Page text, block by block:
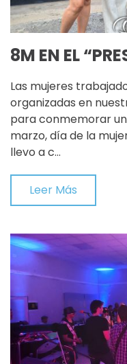
8M EN EL
Las mujeres
organizadas en
para conmemorar
marzo, día de la
llevo a c…
Leer Más